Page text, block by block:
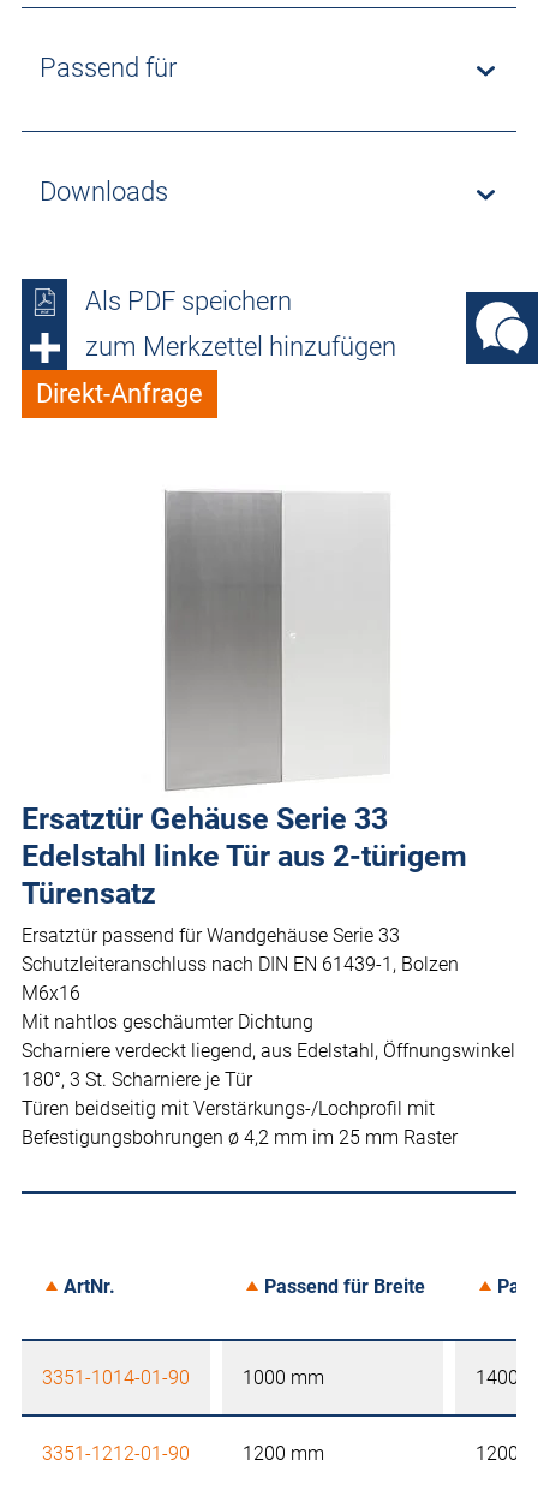
Passend für
Downloads
Als PDF speichern
zum Merkzettel hinzufügen
Direkt-Anfrage
Ersatztür Gehäuse Serie 33
Edelstahl linke Tür aus 2-türigem
Türensatz
Ersatztür passend für Wandgehäuse Serie 33
Schutzleiteranschluss nach DIN EN 61439-1, Bolzen
M6x16
Mit nahtlos geschäumter Dichtung
Scharniere verdeckt liegend, aus Edelstahl, Öffnungswinkel
180°, 3 St. Scharniere je Tür
Türen beidseitig mit Verstärkungs-/Lochprofil mit
Befestigungsbohrungen ø 4,2 mm im 25 mm Raster
ArtNr. Passend für Breite
3351-1014-01-90 1000 mm 1400
3351-1212-01-90 1200 mm 1200